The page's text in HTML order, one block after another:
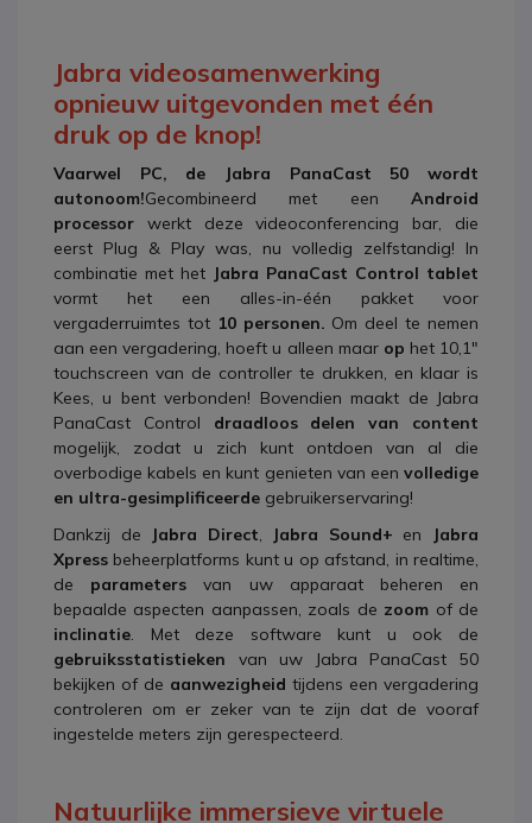
Jabra videosamenwerking
opnieuw uitgevonden met één
druk op de knop!
Vaarwel PC, de Jabra PanaCast 50 wordt
autonoom!Gecombineerd met een Android
processor werkt deze videoconferencing bar, die
eerst Plug & Play was, nu volledig zelfstandig! In
combinatie met het Jabra PanaCast Control tablet
vormt het een alles-in-één pakket voor
vergaderruimtes tot 10 personen. Om deel te nemen
aan een vergadering, hoeft u alleen maar op het 10,1"
touchscreen van de controller te drukken, en klaar is
Kees, u bent verbonden! Bovendien maakt de Jabra
PanaCast Control draadloos delen van content
mogelijk, zodat u zich kunt ontdoen van al die
overbodige kabels en kunt genieten van een volledige
en ultra-gesimplificeerde gebruikerservaring!
Dankzij de
Jabra Direct, Jabra Sound+ en
Jabra
Xpress beheerplatforms kunt u op afstand, in realtime,
de parameters van uw apparaat beheren en
bepaalde aspecten aanpassen, zoals de zoom of de
inclinatie. Met deze software kunt u ook de
gebruiksstatistieken van uw Jabra PanaCast 50
bekijken of de aanwezigheid tijdens een vergadering
controleren om er zeker van te zijn dat de vooraf
ingestelde meters zijn gerespecteerd.
Natuurlijke immersieve virtuele